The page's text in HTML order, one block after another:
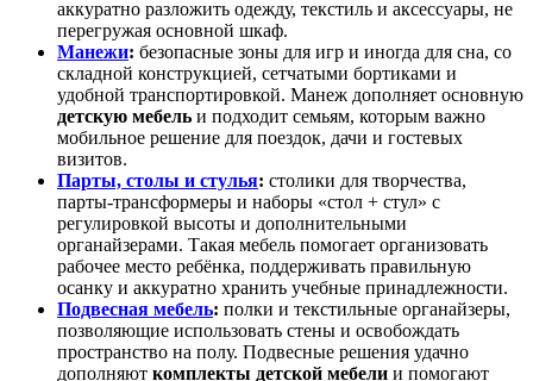
аккуратно разложить одежду, текстиль и аксессуары, не
перегружая основной шкаф.
Манежи: безопасные зоны для игр и иногда для сна, со
складной конструкцией, сетчатыми бортиками и
удобной транспортировкой. Манеж дополняет основную
детскую мебель и подходит семьям, которым важно
мобильное решение для поездок, дачи и гостевых
визитов.
Парты, столы и стулья: столики для творчества,
парты‑трансформеры и наборы «стол + стул» с
регулировкой высоты и дополнительными
органайзерами. Такая мебель помогает организовать
рабочее место ребёнка, поддерживать правильную
осанку и аккуратно хранить учебные принадлежности.
Подвесная мебель: полки и текстильные органайзеры,
позволяющие использовать стены и освобождать
пространство на полу. Подвесные решения удачно
дополняют комплекты детской мебели и помогают